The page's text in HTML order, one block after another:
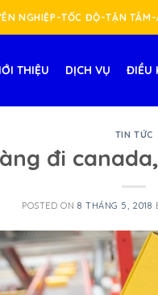
NGHIỆP-TỐC ĐỘ-TẬN
THIỆU DỊCH VỤ ĐIỀU
TIN TỨC
đi
POSTED ON 8 THÁNG 5, 2018